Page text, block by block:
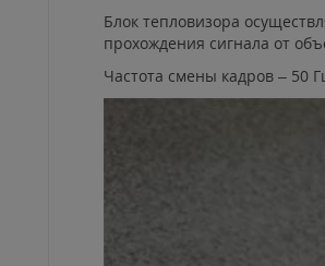
Блок тепловизора
прохождения сигнала от
Частота смены кадров – 50